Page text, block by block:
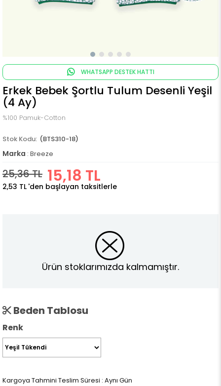
WHATSAPP DESTEK HATTI
Erkek Bebek Şortlu Tulum Desenli Yeşil
(4 Ay)
%100 Pamuk-Cotton
(BTS310-18)
Marka : Breeze
25,36 TL 15,18 TL
2,53 TL 'den başlayan taksitlerle
Ürün stoklarımızda kalmamıştır.
Beden Tablosu
Renk
Kargoya Tahmini Teslim Süresi : Aynı Gün